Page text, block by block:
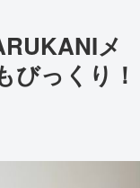
メ
びっくり！